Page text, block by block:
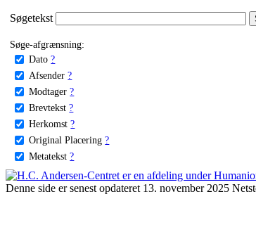
Søgetekst
Søge-afgrænsning:
Dato ?
Afsender ?
Modtager ?
Brevtekst ?
Herkomst ?
Original Placering ?
Metatekst ?
Denne side er senest opdateret 13. november 2025